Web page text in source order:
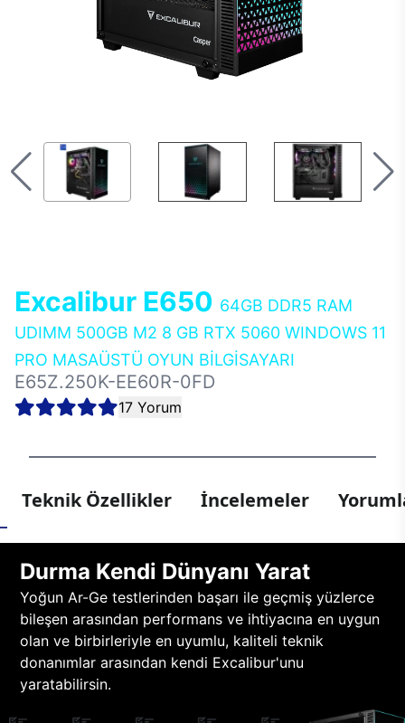
Excalibur E650 64GB DDR5 RAM
UDIMM 500GB M2 8 GB RTX 5060 WINDOWS 11
PRO MASAÜSTÜ OYUN BİLGİSAYARI
E65Z.250K-EE60R-0FD
17 Yorum
Teknik Özellikler İncelemeler
Durma Kendi Dünyanı Yarat
Yoğun Ar-Ge testlerinden başarı ile geçmiş yüzlerce
bileşen arasından performans ve ihtiyacına en uygun
olan ve birbirleriyle en uyumlu, kaliteli teknik
donanımlar arasından kendi Excalibur'unu
yaratabilirsin.